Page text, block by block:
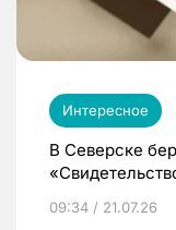
Интересное
В Северске
09:34 / 21.07.26